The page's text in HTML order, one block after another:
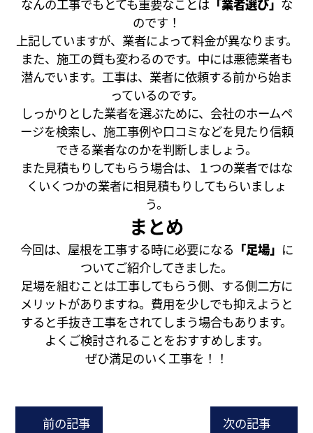
なんの工事でもとても重要なことは「業者選び」 な
のです！
上記していますが、業者によって料金が異なります。
また、施工の質も変わるのです。中には悪徳業者も
潜んでいます。工事は、業者に依頼する前から始ま
っているのです。
しっかりとした業者を選ぶために、会社のホームペ
ージを検索し、施工事例や口コミなどを見たり信頼
できる業者なのかを判断しましょう。
また見積もりしてもらう場合は、１つの業者ではな
くいくつかの業者に相見積もりしてもらいましょ
う。
まとめ
今回は、屋根を工事する時に必要になる 「足場」 に
ついてご紹介してきました。
足場を組むことは工事してもらう側、する側二方に
メリットがありますね。費用を少しでも抑えようと
すると手抜き工事をされてしまう場合もあります。
よくご検討されることをおすすめします。
ぜひ満足のいく工事を！！
前の記事 次の記事